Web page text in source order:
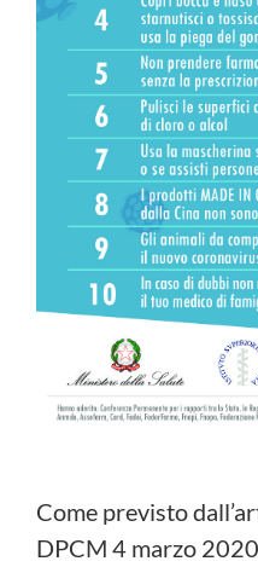
Come previsto
DPCM 4 marzo